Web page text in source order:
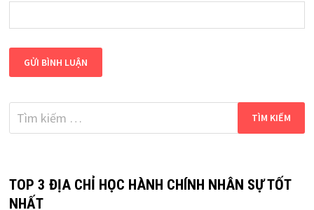
Tìm
kiếm
TOP 3 ĐỊA CHỈ HỌC HÀNH CHÍNH NHÂN SỰ TỐT
NHẤT